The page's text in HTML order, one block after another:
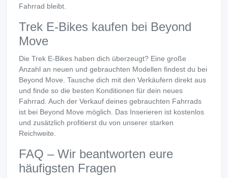
Fahrrad bleibt.
Trek E-Bikes kaufen bei Beyond
Move
Die Trek E-Bikes haben dich überzeugt? Eine große
Anzahl an neuen und gebrauchten Modellen findest du bei
Beyond Move. Tausche dich mit den Verkäufern direkt aus
und finde so die besten Konditionen für dein neues
Fahrrad. Auch der Verkauf deines gebrauchten Fahrrads
ist bei Beyond Move möglich. Das Inserieren ist kostenlos
und zusätzlich profitierst du von unserer starken
Reichweite.
FAQ – Wir beantworten eure
häufigsten Fragen